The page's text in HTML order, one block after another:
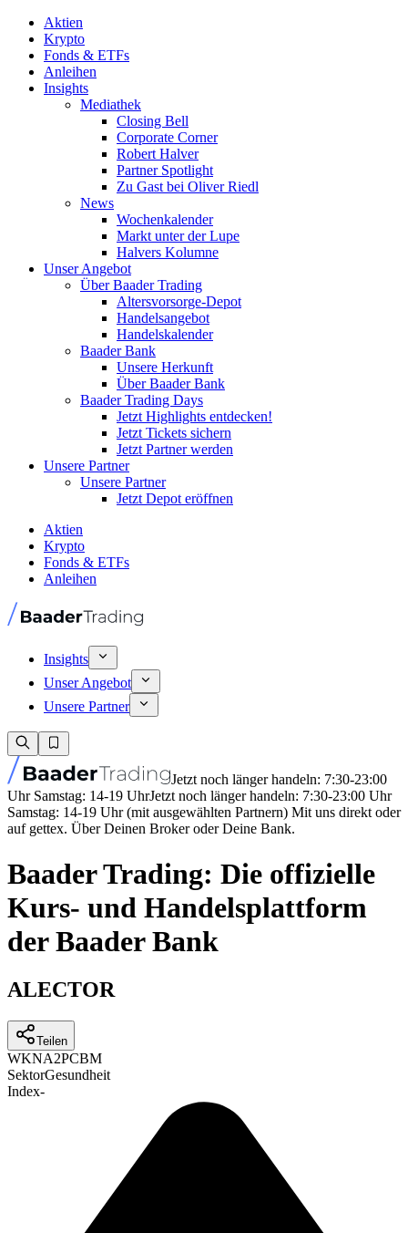
Aktien
Krypto
Fonds & ETFs
Anleihen
Insights
Mediathek
Closing Bell
Corporate Corner
Robert Halver
Partner Spotlight
Zu Gast bei Oliver Riedl
News
Wochenkalender
Markt unter der Lupe
Halvers Kolumne
Unser Angebot
Über Baader Trading
Altersvorsorge-Depot
Handelsangebot
Handelskalender
Baader Bank
Unsere Herkunft
Über Baader Bank
Baader Trading Days
Jetzt Highlights entdecken!
Jetzt Tickets sichern
Jetzt Partner werden
Unsere Partner
Unsere Partner
Jetzt Depot eröffnen
Aktien
Krypto
Fonds & ETFs
Anleihen
Insights
Unser Angebot
Unsere Partner
Jetzt noch länger handeln: 7:30-23:00
Uhr Samstag: 14-19 UhrJetzt noch länger handeln: 7:30-23:00 Uhr
Samstag: 14-19 Uhr (mit ausgewählten Partnern) Mit uns direkt oder
auf gettex. Über Deinen Broker oder Deine Bank.
Baader Trading: Die offizielle
Kurs- und Handelsplattform
der Baader Bank
ALECTOR
Teilen
WKNA2PCBM
SektorGesundheit
Index-